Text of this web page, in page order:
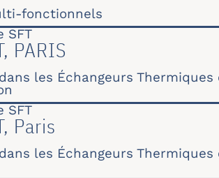
fonctionnels
SFT
PARIS
les Échangeurs
SFT
Paris
les Échangeurs